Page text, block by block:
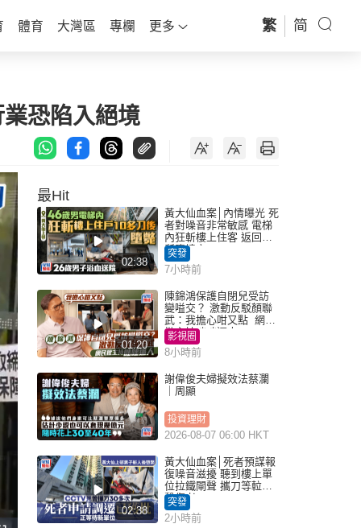
體育 大灣區 專欄 更多 繁 简
恐陷入絕境
最Hit
02:38
黃大仙血案│內情曝光 死
者對噪音非常敏感 電梯
內狂斬樓上住客 返回住
所墮樓亡
突發
7小時前
01:20
陳錦鴻保護自閉兒受訪
變嗌交？ 激動反駁顏聯
武：我擔心咁又點 網民
批主持咄咄逼人
影視圈
8小時前
謝偉俊夫婦擬效法蔡瀾
｜周顯
投資理財
2026-08-07 06:00 HKT
02:38
黃大仙血案│死者預謀報
復噪音滋擾 聽到樓上單
位拉鐵閘聲 攜刀等𨋢伏
擊傷者
突發
2小時前